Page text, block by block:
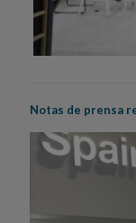
Notas de prensa